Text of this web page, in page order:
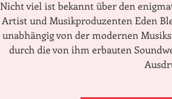
Nicht viel ist bekannt über den
Artist und Musikproduzenten Eden
unabhängig von der modernen
durch die von ihm erbauten